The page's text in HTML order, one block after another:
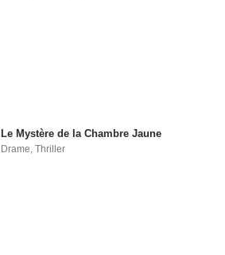
Le Mystère de la Chambre Jaune
Drame,Thriller